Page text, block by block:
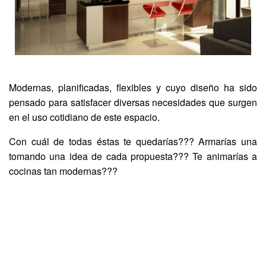
Modernas, planificadas, flexibles y cuyo diseño ha sido
pensado para satisfacer diversas necesidades que surgen
en el uso cotidiano de este espacio.
Con cuál de todas éstas te quedarías??? Armarías una
tomando una idea de cada propuesta??? Te animarías a
cocinas tan modernas???